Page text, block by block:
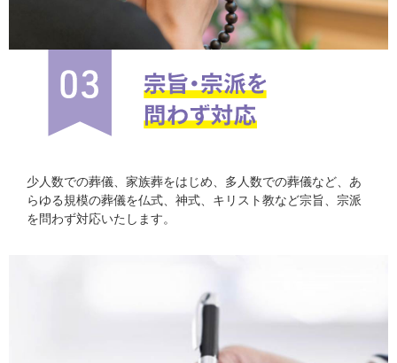
少人数での葬儀、家族葬をはじめ、多人数での葬儀など、あ
らゆる規模の葬儀を仏式、神式、キリスト教など宗旨、宗派
を問わず対応いたします。